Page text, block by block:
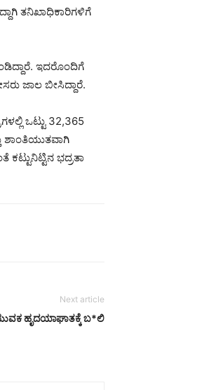
ತನಿಖಾಧಿಕಾರಿಗಳಿಗೆ
ಇದರೊಂದಿಗೆ
ಜಾಲ ಬೀಸಿದ್ದಾರೆ.
ಒಟ್ಟು 32,365
ಶಾಂತಿಯುತವಾಗಿ
ಭದ್ರತಾ
Next article
ಹೃದಯಾಘಾತಕ್ಕೆ ಬ*ಲಿ